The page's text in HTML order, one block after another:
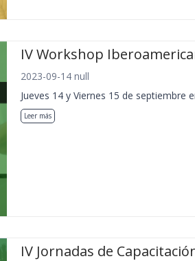
IV Workshop
2023-09-14 null
Jueves 14 y Viernes 15 de septiembre
Leer más
IV Jornadas de